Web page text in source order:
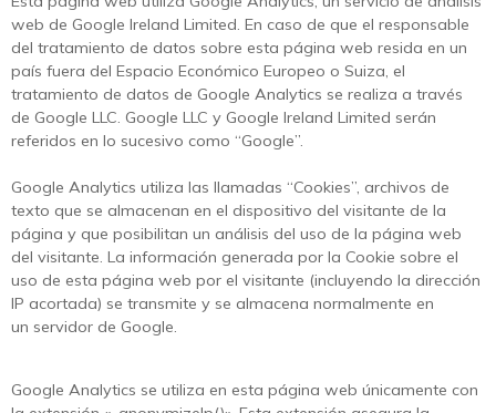
web de Google Ireland Limited. En caso de que el responsable
del tratamiento de datos sobre esta página web resida en un
país fuera del Espacio Económico Europeo o Suiza, el
tratamiento de datos de Google Analytics se realiza a través
de Google LLC. Google LLC y Google Ireland Limited serán
referidos en lo sucesivo como “Google”.
Google Analytics utiliza las llamadas “Cookies”, archivos de
texto que se almacenan en el dispositivo del visitante de la
página y que posibilitan un análisis del uso de la página web
del visitante. La información generada por la Cookie sobre el
uso de esta página web por el visitante (incluyendo la dirección
IP acortada) se transmite y se almacena normalmente en
un servidor de Google.
Google Analytics se utiliza en esta página web únicamente con